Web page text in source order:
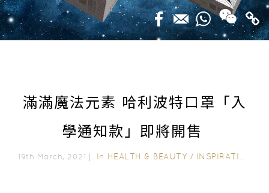
滿滿魔法元素 哈利波特口罩「入
學通知款」即將開售
19th March, 2021｜ In HEALTH & BEAUTY / INSPIRATION & LIFESTYLE